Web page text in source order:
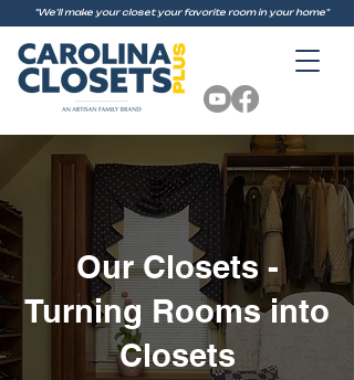
"We'll make your closet your favorite room in your home"
Our Closets -
Turning Rooms into
Closets